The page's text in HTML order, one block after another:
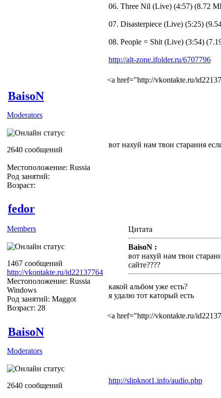
06. Three Nil (Live) (4:57) (8.72
07. Disasterpiece (Live) (5:25)
08. People = Shit (Live) (3:54)
http://alt-zone.ifolder.ru/6707796
<a href="http://vkontakte.ru/
BaisoN
Moderators
2640 сообщений
Местоположение: Russia
Род занятий:
Возраст:
вот нахуй нам твои старания
fedor
Members
1467 сообщений
http://vkontakte.ru/id22137764
Местоположение: Russia
Windows
Род занятий: Maggot
Возраст: 28
Цитата
BaisoN :
вот нахуй нам твои
сайте????
какой альбом уже есть?
я удалю тот каторый есть
<a href="http://vkontakte.ru/
BaisoN
Moderators
2640 сообщений
http://slipknot1.info/audio.php